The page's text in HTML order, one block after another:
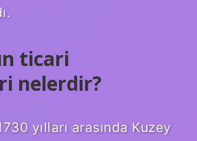
ticari
nelerdir?
yılları arasında Kuzey